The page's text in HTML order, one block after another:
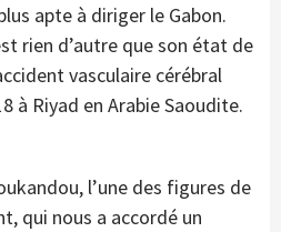
apte à diriger le Gabon.
rien d’autre que son état de
vasculaire cérébral
à Riyad en Arabie Saoudite.
l’une des figures de
qui nous a accordé un